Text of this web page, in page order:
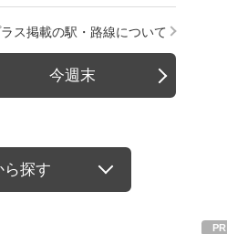
ス掲載の駅・路線について
今週末
ら探す